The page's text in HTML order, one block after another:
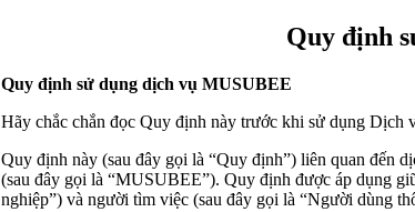
Quy định
Quy định sử dụng dịch vụ MUSUBEE
Hãy chắc chắn đọc Quy định này trước khi sử dụng Dịch
Quy định này (sau đây gọi là “Quy định”) liên quan đến
(sau đây gọi là “MUSUBEE”). Quy định được áp dụng
nghiệp”) và người tìm việc (sau đây gọi là “Người dùng